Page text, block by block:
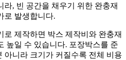
라, 빈 공간을 채우기 위한 완충재
로 발생합니다.
로 제작하면 박스 제작비와 완충재
높일 수 있습니다. 포장박스를 준
아니라 크기가 커질수록 전체 비용